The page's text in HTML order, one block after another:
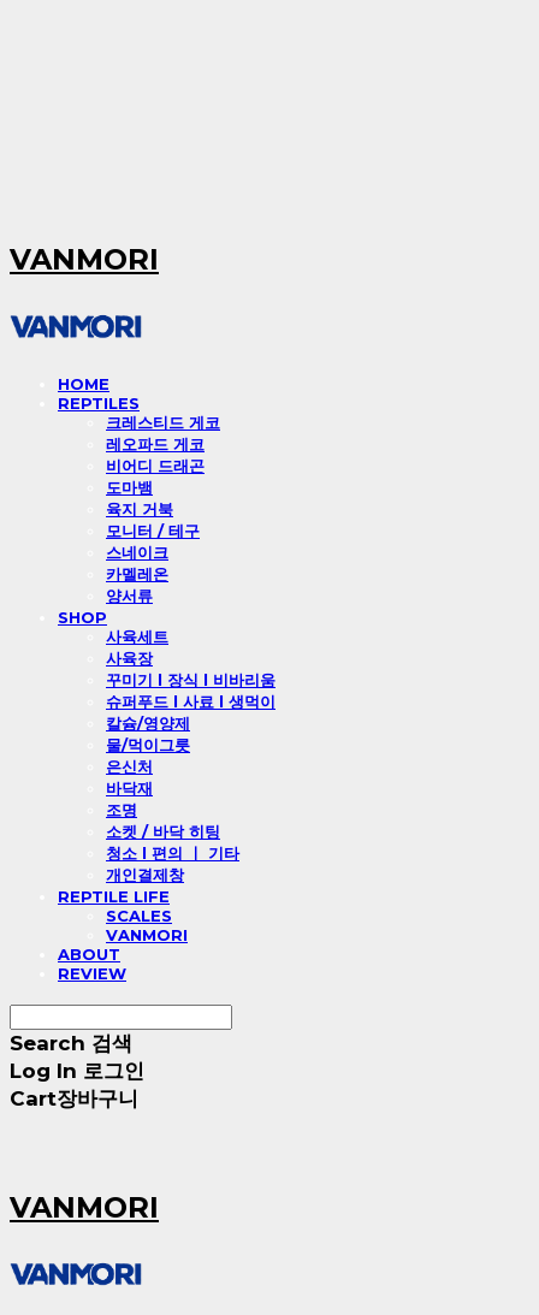
VANMORI
HOME
REPTILES
크레스티드 게코
레오파드 게코
비어디 드래곤
도마뱀
육지 거북
모니터 / 테구
스네이크
카멜레온
양서류
SHOP
사육세트
사육장
꾸미기 l 장식 l 비바리움
슈퍼푸드 l 사료 l 생먹이
칼슘/영양제
물/먹이그릇
은신처
바닥재
조명
소켓 / 바닥 히팅
청소 l 편의 ㅣ 기타
개인결제창
REPTILE LIFE
SCALES
VANMORI
ABOUT
REVIEW
Search 검색
Log In 로그인
Cart장바구니
VANMORI